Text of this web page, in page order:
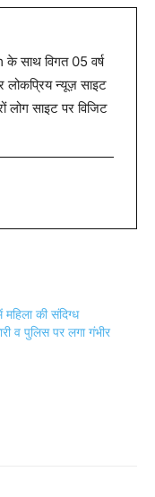
साथ विगत 05 वर्ष
न्यूज़ साइट
लोग साइट पर विजिट
की संदिग्ध
व पुलिस पर लगा गंभीर